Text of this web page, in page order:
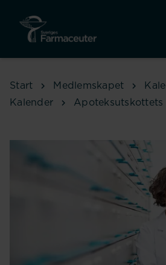
Start Medlemskapet
Kalender
Apoteksutskottets